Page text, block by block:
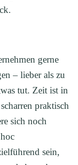
gerne
– lieber als zu
tut. Zeit ist in
praktisch
sich noch
sein,